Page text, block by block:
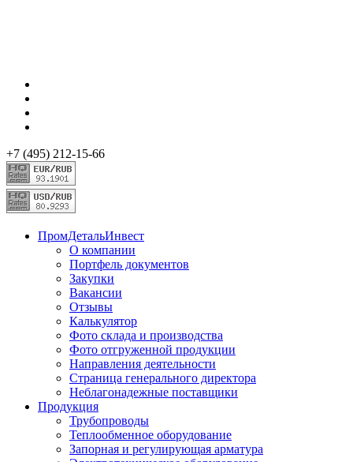
+7 (495) 212-15-66
ПромДетальИнвест
О компании
Портфель документов
Закупки
Вакансии
Отзывы
Калькулятор
Фото склада и производства
Фото отгруженной продукции
Направления деятельности
Страница генерального директора
Неблагонадежные поставщики
Продукция
Трубопроводы
Теплообменное оборудование
Запорная и регулирующая арматура